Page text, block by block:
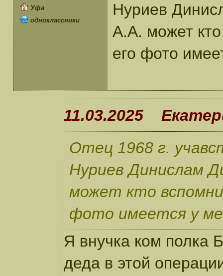
Уфа
одноклассники
Нуриев
А.А. может
его фото
11.03.2025
Отец 1968 г.
Нуриев Динислам
может кто
фото имеется у
Я внучка ком полка
деда в этой